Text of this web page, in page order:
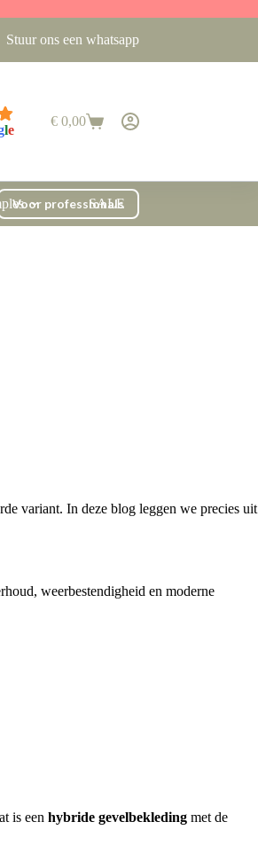
Stuur ons een whatsapp
le Winkelwagen
€0,00
SALE
Voor professionals
variant. In deze blog leggen we precies uit
weerbestendigheid en moderne
is een hybride gevelbekleding met de